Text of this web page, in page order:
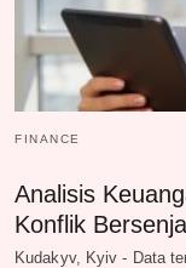
FINANCE
Analisis
Konflik
Kudakyv, Kyiv - Data